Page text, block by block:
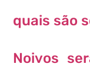
quais são
Noivos